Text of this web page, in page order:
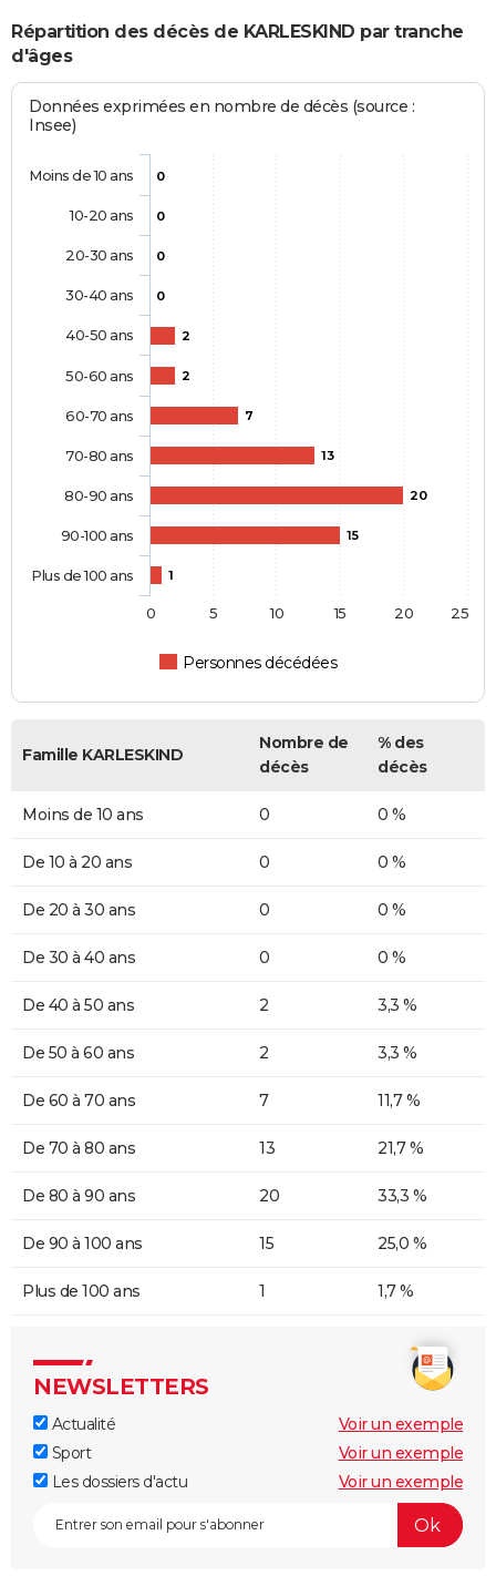
Répartition des décès de KARLESKIND par tranche
d'âges
Données exprimées en nombre de décès (source :
Insee)
0
0
0
0
2
2
7
13
20
15
1
Personnes décédées
Moins de 10 ans
10-20 ans
20-30 ans
30-40 ans
40-50 ans
50-60 ans
60-70 ans
70-80 ans
80-90 ans
90-100 ans
Plus de 100 ans
0 5 10 15 20 25
Famille KARLESKIND
Nombre de
décès
% des
décès
Moins de 10 ans 0 0 %
De 10 à 20 ans 0 0 %
De 20 à 30 ans 0 0 %
De 30 à 40 ans 0 0 %
De 40 à 50 ans 2 3,3 %
De 50 à 60 ans 2 3,3 %
De 60 à 70 ans 7 11,7 %
De 70 à 80 ans 13 21,7 %
De 80 à 90 ans 20 33,3 %
De 90 à 100 ans 15 25,0 %
Plus de 100 ans 1 1,7 %
NEWSLETTERS
Actualité
Voir un exemple
Sport
Voir un exemple
Les dossiers d'actu
Voir un exemple